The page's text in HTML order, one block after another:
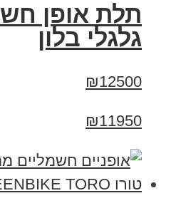
תלת אופן
גלגלי בלון
₪12500
₪11950